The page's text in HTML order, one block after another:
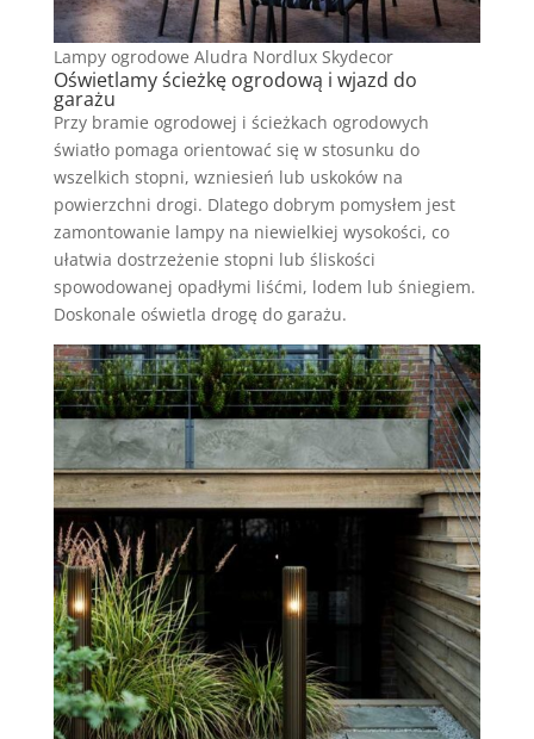
Lampy ogrodowe Aludra Nordlux Skydecor
Oświetlamy ścieżkę ogrodową i wjazd do
garażu
Przy bramie ogrodowej i ścieżkach ogrodowych
światło pomaga orientować się w stosunku do
wszelkich stopni, wzniesień lub uskoków na
powierzchni drogi. Dlatego dobrym pomysłem jest
zamontowanie lampy na niewielkiej wysokości, co
ułatwia dostrzeżenie stopni lub śliskości
spowodowanej opadłymi liśćmi, lodem lub śniegiem.
Doskonale oświetla drogę do garażu.